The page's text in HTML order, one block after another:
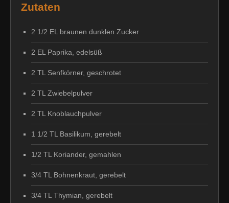
Zutaten
2 1/2 EL braunen dunklen Zucker
2 EL Paprika, edelsüß
2 TL Senfkörner, geschrotet
2 TL Zwiebelpulver
2 TL Knoblauchpulver
1 1/2 TL Basilikum, gerebelt
1/2 TL Koriander, gemahlen
3/4 TL Bohnenkraut, gerebelt
3/4 TL Thymian, gerebelt